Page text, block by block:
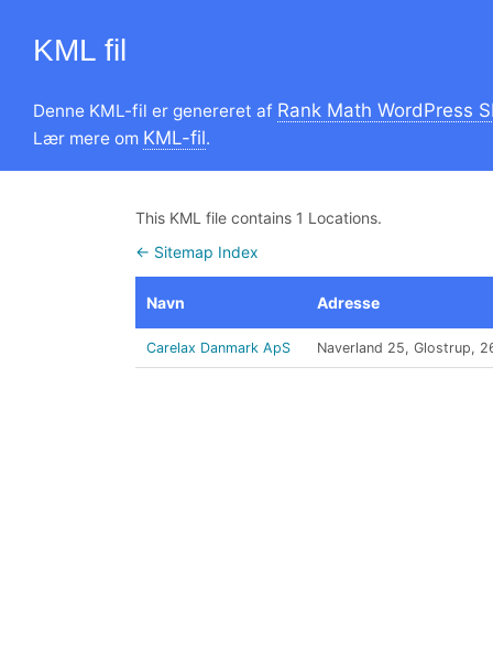
KML fil
Denne KML-fil er genereret af Rank Math WordPress
Lær mere om KML-fil.
This KML file contains 1 Locations.
← Sitemap Index
Navn Adresse
Carelax Danmark ApS Naverland 25, Glostrup,